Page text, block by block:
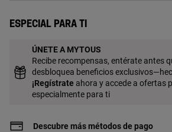
Especial para ti
ÚNETE A MYTOUS
Recibe recompensas, entérate antes
desbloquea beneficios
¡Regístrate ahora y accede a ofertas
especialmente para ti
Descubre más métodos de pago